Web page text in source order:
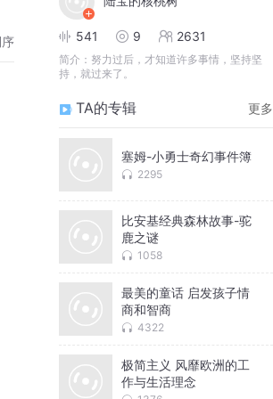
541 9 2631
简介： 努力过后，才知道许多事情，坚持坚
持，就过来了。
TA的专辑 更多
塞姆-小勇士奇幻事件簿
2295
比安基经典森林故事-驼
鹿之谜
1058
最美的童话 启发孩子情
商和智商
4322
极简主义 风靡欧洲的工
作与生活理念